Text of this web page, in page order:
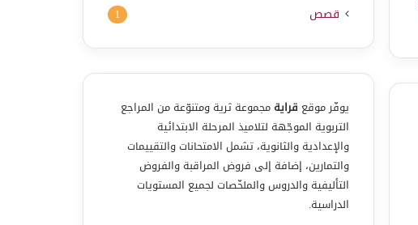
قصص 1
يوفّر موقع قرايةمجموعة ثرية ومتنوّعة من المراجع
التربوية الموجّهة لتلاميذ المرحلة الابتدائية
والإعدادية والثانوية، تشمل الامتحانات والتقييمات
والتمارين، إضافة إلى فروض المراقبة والفروض
التأليفية والدروس والملخّصات لجميع المستويات
الدراسية.